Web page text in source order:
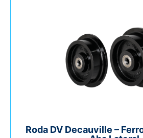
Roda DV Decauville –